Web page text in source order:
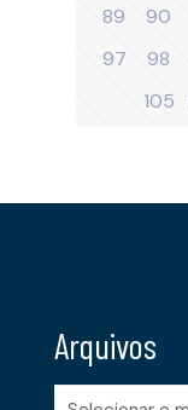
89
90
97
98
105
Arquivos
Arquivos